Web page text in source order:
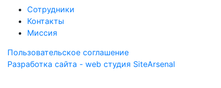
Сотрудники
Контакты
Миссия
Пользовательское соглашение
Разработка сайта - web студия SiteArsenal